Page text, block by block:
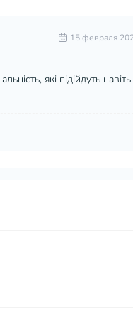
15 февраля
які підійдуть